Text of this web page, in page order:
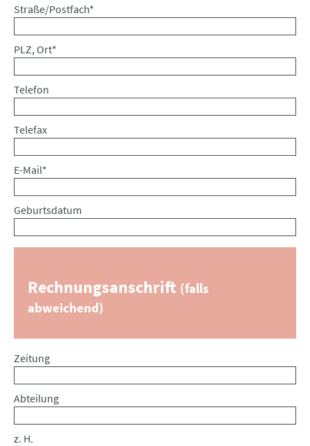
Pflichtfeld
Straße/Postfach*
Pflichtfeld
PLZ, Ort*
Telefon
Telefax
Pflichtfeld
E-Mail*
Geburtsdatum
Rechnungsanschrift (falls
abweichend)
Zeitung
Abteilung
z. H.